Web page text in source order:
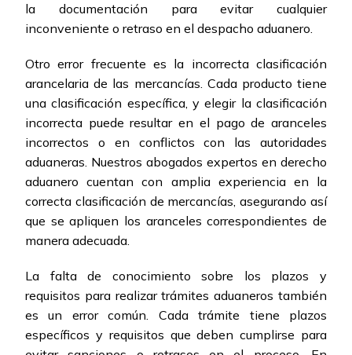
la documentación para evitar cualquier
inconveniente o retraso en el despacho aduanero.
Otro error frecuente es la incorrecta clasificación
arancelaria de las mercancías. Cada producto tiene
una clasificación específica, y elegir la clasificación
incorrecta puede resultar en el pago de aranceles
incorrectos o en conflictos con las autoridades
aduaneras. Nuestros abogados expertos en derecho
aduanero cuentan con amplia experiencia en la
correcta clasificación de mercancías, asegurando así
que se apliquen los aranceles correspondientes de
manera adecuada.
La falta de conocimiento sobre los plazos y
requisitos para realizar trámites aduaneros también
es un error común. Cada trámite tiene plazos
específicos y requisitos que deben cumplirse para